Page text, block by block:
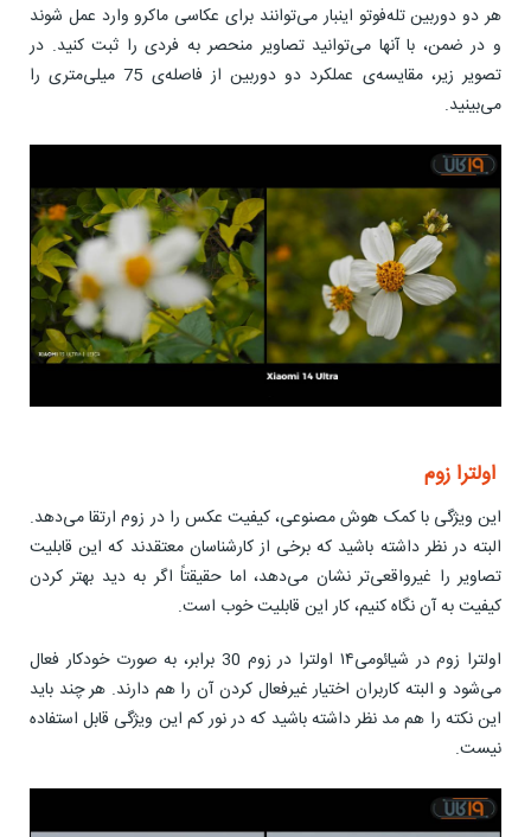
هر دو دوربین تله‌فوتو اینبار می‌توانند برای عکاسی ماکرو وارد عمل شوند
و در ضمن، با آنها می‌توانید تصاویر منحصر به فردی را ثبت کنید. در
تصویر زیر، مقایسه‌ی عملکرد دو دوربین از فاصله‌ی 75 میلی‌متری را
می‌بینید.
اولترا زوم
این ویژگی با کمک هوش مصنوعی، کیفیت عکس را در زوم ارتقا می‌دهد.
البته در نظر داشته باشید که برخی از کارشناسان معتقدند که این قابلیت
تصاویر را غیرواقعی‌تر نشان می‌دهد، اما حقیقتاً اگر به دید بهتر کردن
کیفیت به آن نگاه کنیم، کار این قابلیت خوب است.
اولترا زوم در شیائومی۱۴ اولترا در زوم 30 برابر، به صورت خودکار فعال
می‌شود و البته کاربران اختیار غیرفعال کردن آن را هم دارند. هر چند باید
این نکته را هم مد نظر داشته باشید که در نور کم این ویژگی قابل استفاده
نیست.